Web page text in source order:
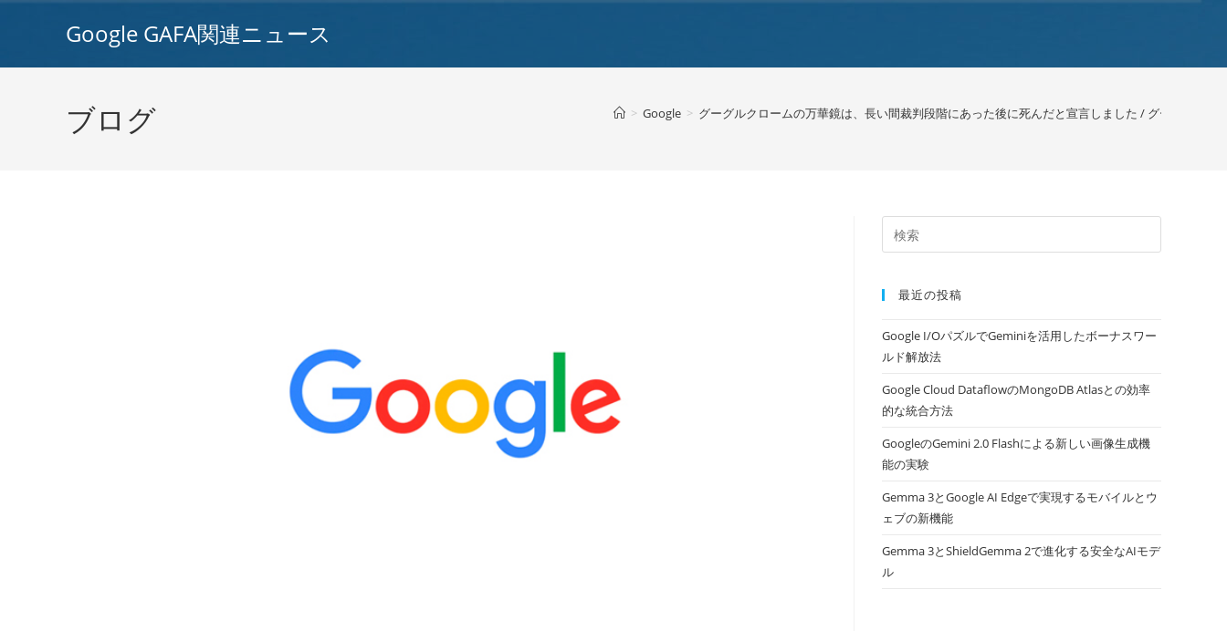
Google GAFA関連ニュース
ブログ > Google > グーグルクロームの万華鏡は、長い間裁判段階にあった後に死んだと宣言しました / グーグル
最近の投稿
Google I/OパズルでGeminiを活用したボーナスワー
ルド解放法
Google Cloud DataflowのMongoDB Atlasとの効率
的な統合方法
GoogleのGemini 2.0 Flashによる新しい画像生成機
能の実験
Gemma 3とGoogle AI Edgeで実現するモバイルとウ
ェブの新機能
Gemma 3とShieldGemma 2で進化する安全なAIモデ
ル